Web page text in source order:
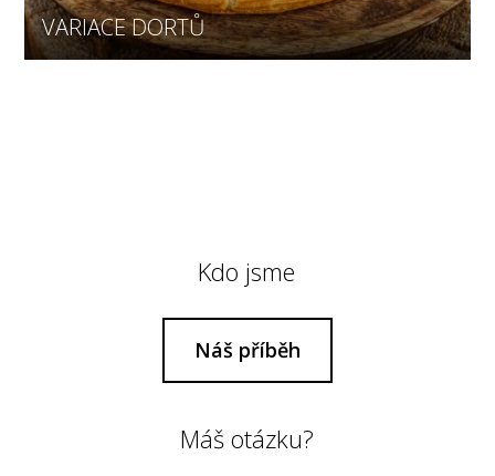
VARIACE DORTŮ
Kdo jsme
Náš příběh
Máš otázku?